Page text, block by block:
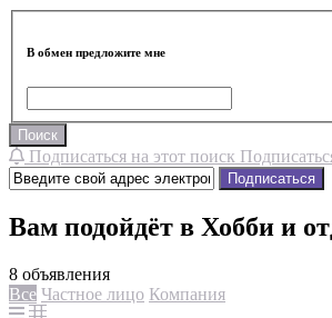
В обмен предложите мне
Поиск
Подписаться на этот поиск
Подписаться
Вам подойдёт в Хобби и
8 объявления
Все Частное лицо Компания